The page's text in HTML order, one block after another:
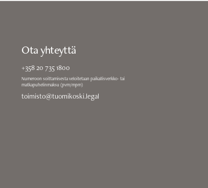
Ota yhteyttä
+358 20 735 1800
Numeroon soittamisesta veloitetaan paikallisverkko- tai
matkapuhelinmaksu (pvm/mpm)
toimisto@tuomikoski.legal